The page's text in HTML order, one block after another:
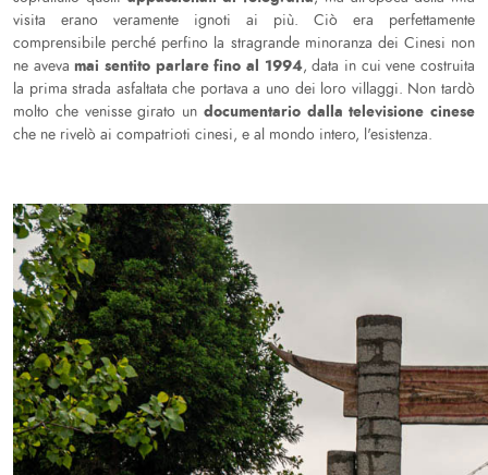
visita erano veramente ignoti ai più. Ciò era perfettamente
comprensibile perché perfino la stragrande minoranza dei Cinesi non
ne avevamai sentito parlare fino al 1994, data in cui vene costruita
la prima strada asfaltata che portava a uno dei loro villaggi. Non tardò
molto che venisse girato un documentario dalla televisione cinese
che ne rivelò ai compatrioti cinesi, e al mondo intero, l'esistenza.